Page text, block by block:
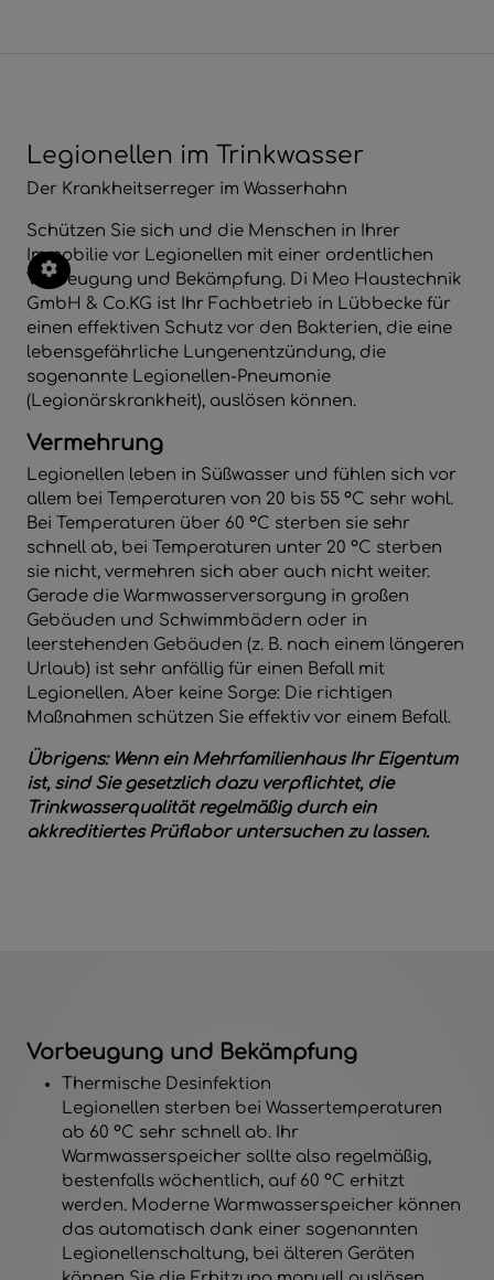
Legionellen im Trinkwasser
Der Krankheitserreger im Wasserhahn
Schützen Sie sich und die Menschen in Ihrer
Immobilie vor Legionellen mit einer ordentlichen
Vorbeugung und Bekämpfung. Di Meo Haustechnik
GmbH & Co.KG ist Ihr Fachbetrieb in Lübbecke für
einen effektiven Schutz vor den Bakterien, die eine
lebensgefährliche Lungenentzündung, die
sogenannte Legionellen-Pneumonie
(Legionärskrankheit), auslösen können.
Vermehrung
Legionellen leben in Süßwasser und fühlen sich vor
allem bei Temperaturen von 20 bis 55 °C sehr wohl.
Bei Temperaturen über 60 °C sterben sie sehr
schnell ab, bei Temperaturen unter 20 °C sterben
sie nicht, vermehren sich aber auch nicht weiter.
Gerade die Warmwasserversorgung in großen
Gebäuden und Schwimmbädern oder in
leerstehenden Gebäuden (z. B. nach einem längeren
Urlaub) ist sehr anfällig für einen Befall mit
Legionellen. Aber keine Sorge: Die richtigen
Maßnahmen schützen Sie effektiv vor einem Befall.
Übrigens: Wenn ein Mehrfamilienhaus Ihr Eigentum
ist, sind Sie gesetzlich dazu verpflichtet, die
Trinkwasserqualität regelmäßig durch ein
akkreditiertes Prüflabor untersuchen zu lassen.
Vorbeugung und Bekämpfung
Thermische Desinfektion
Legionellen sterben bei Wassertemperaturen
ab 60 °C sehr schnell ab. Ihr
Warmwasserspeicher sollte also regelmäßig,
bestenfalls wöchentlich, auf 60 °C erhitzt
werden. Moderne Warmwasserspeicher können
das automatisch dank einer sogenannten
Legionellenschaltung, bei älteren Geräten